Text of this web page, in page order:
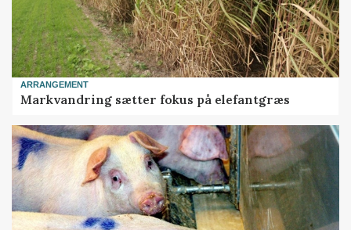
ARRANGEMENT
Markvandring sætter fokus på elefantgræs